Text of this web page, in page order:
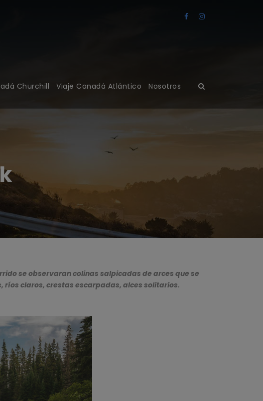
Churchill Viaje Canadá Atlántico Nosotros
se observaran colinas salpicadas de arces que se
ríos claros, crestas escarpadas, alces solitarios.